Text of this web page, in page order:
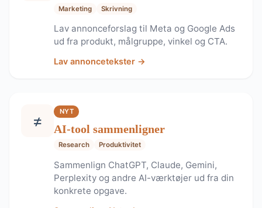
Marketing Skrivning
Lav annonceforslag til Meta og Google Ads
ud fra produkt, målgruppe, vinkel og CTA.
Lav annoncetekster →
≠ NYT
AI-tool sammenligner
Research Produktivitet
Sammenlign ChatGPT, Claude, Gemini,
Perplexity og andre AI-værktøjer ud fra din
konkrete opgave.